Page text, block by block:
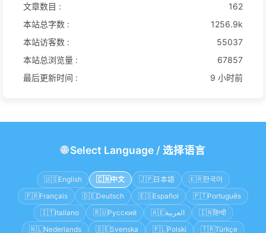
文章数目 :
162
本站总字数 :
1256.9k
本站访客数 :
55037
本站总浏览量 :
67857
最后更新时间 :
9 小时前
🌐Select Language/ 选择语言
🇺🇸English 🇨🇳 中文 🇯🇵日本語 🇰🇷한국어
🇫🇷Français 🇩🇪Deutsch 🇪🇸Español 🇵🇹Português
🇮🇹Italiano 🇷🇺Русский 🇦🇪العربية 🇮🇳हिन्दी
🇳🇱Nederlands 🇸🇪Svenska 🇵🇱Polski 🇹🇷Türkçe